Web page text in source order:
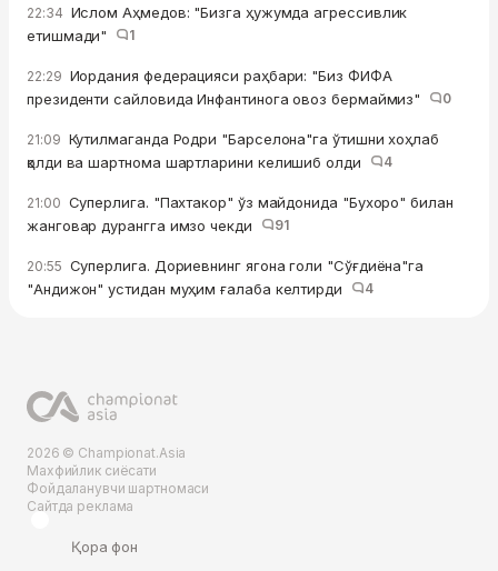
22:34 Ислом Аҳмедов: "Бизга ҳужумда агрессивлик
етишмади"
1
22:29 Иордания федерацияси раҳбари: "Биз ФИФА
президенти сайловида Инфантинога овоз бермаймиз"
0
21:09 Кутилмаганда Родри "Барселона"га ўтишни хоҳлаб
қолди ва шартнома шартларини келишиб олди
4
21:00 Суперлига. "Пахтакор" ўз майдонида "Бухоро" билан
жанговар дурангга имзо чекди
91
20:55 Суперлига. Дориевнинг ягона голи "Сўғдиёна"га
"Андижон" устидан муҳим ғалаба келтирди
4
2026 © Championat.Asia
Махфийлик сиёсати
Фойдаланувчи шартномаси
Сайтда реклама
Қора фон